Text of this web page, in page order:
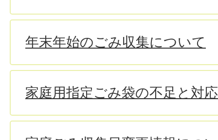
年末年始のごみ収集について
家庭用指定ごみ袋の不足と対